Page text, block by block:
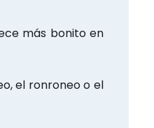
más bonito en
el ronroneo o el